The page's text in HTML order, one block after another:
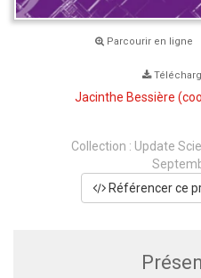
Parcourir en ligne
Jacinthe Bessière
Collection : Update
Référencer ce